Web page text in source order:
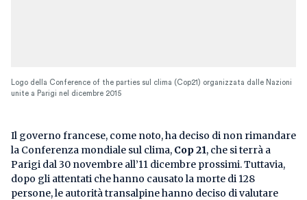
Logo della Conference of the parties sul clima (Cop21) organizzata dalle Nazioni
unite a Parigi nel dicembre 2015
Il governo francese, come noto, ha deciso di non rimandare
la Conferenza mondiale sul clima, Cop 21, che si terrà a
Parigi dal 30 novembre all’11 dicembre prossimi. Tuttavia,
dopo gli attentati che hanno causato la morte di 128
persone, le autorità transalpine hanno deciso di valutare